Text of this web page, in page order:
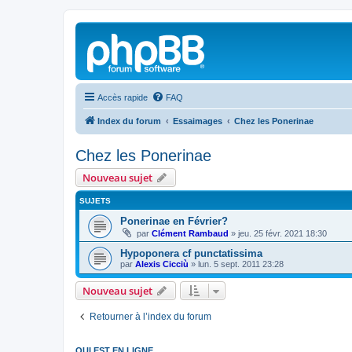
Accès rapide FAQ
Index du forum Essaimages Chez les Ponerinae
Chez les Ponerinae
Nouveau sujet
SUJETS
Ponerinae en Février?
par Clément Rambaud » jeu. 25 févr. 2021 18:30
Hypoponera cf punctatissima
par Alexis Cicciù » lun. 5 sept. 2011 23:28
Nouveau sujet
Retourner à l’index du forum